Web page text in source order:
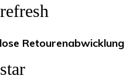
refresh
Retourenabwicklung
star